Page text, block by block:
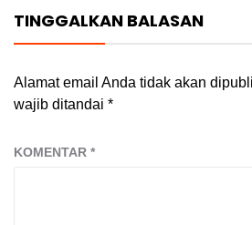
TINGGALKAN BALASAN
Alamat email Anda tidak akan
wajib ditandai *
KOMENTAR *